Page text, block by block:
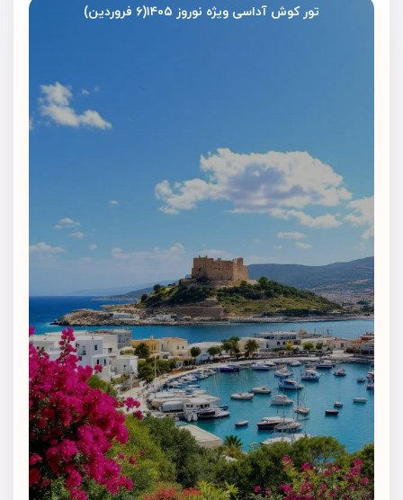
تور کوش آداسی ویژه نوروز ۱۴۰۵(۶ فروردین)